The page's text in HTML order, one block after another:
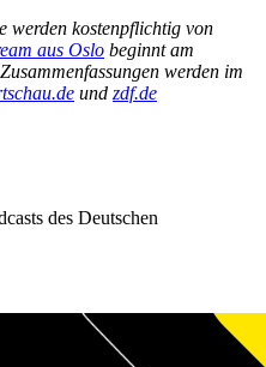
werden kostenpflichtig von
aus Oslo beginnt am
werden im
und zdf.de
des Deutschen